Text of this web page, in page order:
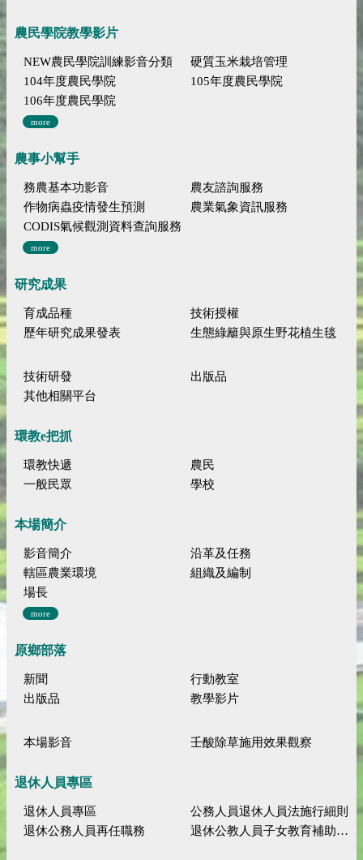
農民學院教學影片
NEW農民學院訓練影音分類
硬質玉米栽培管理
104年度農民學院
105年度農民學院
106年度農民學院
more
農事小幫手
務農基本功影音
農友諮詢服務
作物病蟲疫情發生預測
農業氣象資訊服務
CODIS氣候觀測資料查詢服務
more
研究成果
育成品種
技術授權
歷年研究成果發表
生態綠籬與原生野花植生毯
技術研發
出版品
其他相關平台
環教e把抓
環教快遞
農民
一般民眾
學校
本場簡介
影音簡介
沿革及任務
轄區農業環境
組織及編制
場長
more
原鄉部落
新聞
行動教室
出版品
教學影片
本場影音 壬酸除草施用效果觀察
退休人員專區
退休人員專區
公務人員退休人員法施行細則
退休公務人員再任職務
退休公教人員子女教育補助規定